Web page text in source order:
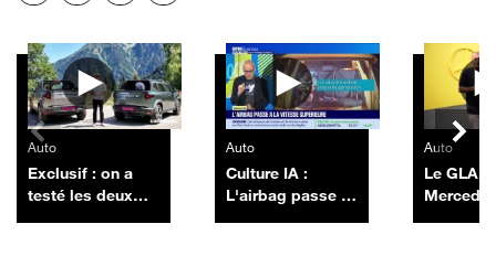
Autres vidéos
Auto
Exclusif : on a
testé les deux
Auto
Culture IA :
L'airbag passe à
Auto
Le GLA,